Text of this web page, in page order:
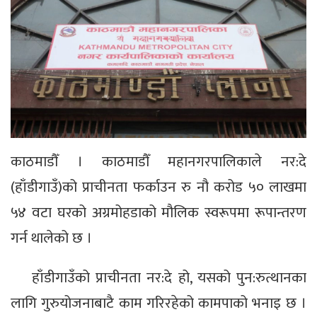
काठमाडौँ । काठमाडौँ महानगरपालिकाले नर:दे
(हाँडीगाउँ)को प्राचीनता फर्काउन रु नौ करोड ५० लाखमा
५४ वटा घरको अग्रमोहडाको मौलिक स्वरूपमा रूपान्तरण
गर्न थालेको छ ।
हाँडीगाउँको प्राचीनता नर:दे हो, यसको पुन:रुत्थानका
लागि गुरुयोजनाबाटै काम गरिरहेको कामपाको भनाइ छ ।